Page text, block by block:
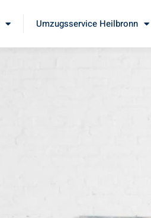
Umzugsservice Heilbronn